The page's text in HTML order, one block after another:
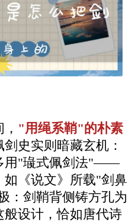
"用绳系鞘"的朴素
史实则暗藏玄机：
用"璏式佩剑法"——
如《说文》所载"剑鼻
：剑鞘背侧铸方孔为
设计，恰如唐代诗